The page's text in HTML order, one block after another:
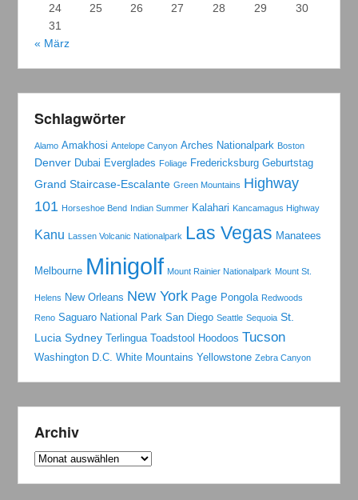
24
25 26 27 28 29
30
31
« März
Schlagwörter
Alamo Amakhosi Antelope Canyon Arches Nationalpark Boston
Denver Dubai Everglades Foliage Fredericksburg Geburtstag
Grand Staircase-Escalante Green Mountains Highway
101 Horseshoe Bend Indian Summer Kalahari Kancamagus Highway
Kanu Lassen Volcanic Nationalpark Las Vegas Manatees
Melbourne Minigolf Mount Rainier Nationalpark Mount St.
Helens New Orleans New York Page Pongola Redwoods
Reno Saguaro National Park San Diego Seattle Sequoia St.
Lucia Sydney Terlingua Toadstool Hoodoos Tucson
Washington D.C. White Mountains Yellowstone Zebra Canyon
Archiv
Archiv